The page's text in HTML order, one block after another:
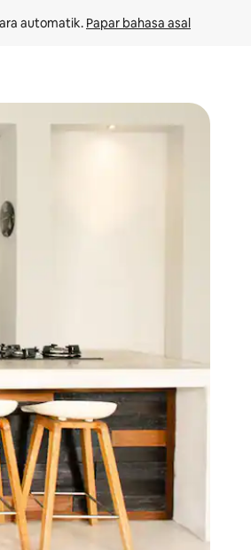
automatik. Papar bahasa asal
sentuhan atau gerak leret.